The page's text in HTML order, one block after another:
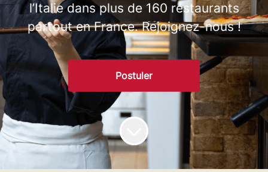
l’Italie dans plus de 160 restaurants
partout en France. Rejoignez-nous !
Postuler